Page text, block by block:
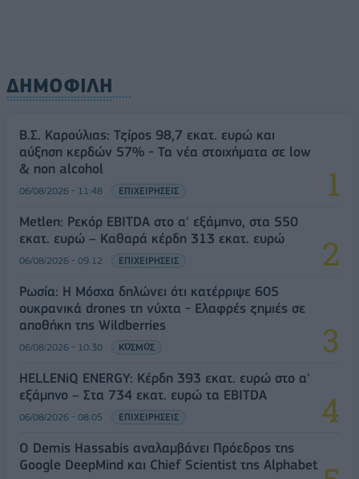
ΔΗΜΟΦΙΛΗ
Β.Σ. Καρούλιας: Τζίρος 98,7 εκατ. ευρώ και
αύξηση κερδών 57% - Τα νέα στοιχήματα σε low
& non alcohol
06/08/2026 - 11:48 ΕΠΙΧΕΙΡΗΣΕΙΣ
Metlen: Ρεκόρ EBITDA στο α' εξάμηνο, στα 550
εκατ. ευρώ – Καθαρά κέρδη 313 εκατ. ευρώ
06/08/2026 - 09:12 ΕΠΙΧΕΙΡΗΣΕΙΣ
Ρωσία: Η Μόσχα δηλώνει ότι κατέρριψε 605
ουκρανικά drones τη νύχτα - Ελαφρές ζημιές σε
αποθήκη της Wildberries
06/08/2026 - 10:30 ΚΟΣΜΟΣ
HELLENiQ ENERGY: Κέρδη 393 εκατ. ευρώ στο α'
εξάμηνο – Στα 734 εκατ. ευρώ τα EBITDA
06/08/2026 - 08:05 ΕΠΙΧΕΙΡΗΣΕΙΣ
Ο Demis Hassabis αναλαμβάνει Πρόεδρος της
Google DeepMind και Chief Scientist της Alphabet